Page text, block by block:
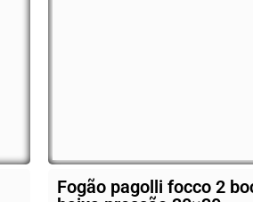
Fogão pagolli focco 2